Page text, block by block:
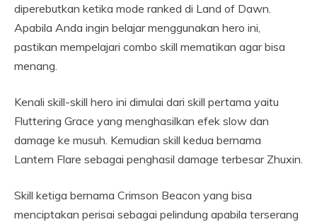
diperebutkan ketika mode ranked di Land of Dawn.
Apabila Anda ingin belajar menggunakan hero ini,
pastikan mempelajari combo skill mematikan agar bisa
menang.
Kenali skill-skill hero ini dimulai dari skill pertama yaitu
Fluttering Grace yang menghasilkan efek slow dan
damage ke musuh. Kemudian skill kedua bernama
Lantern Flare sebagai penghasil damage terbesar Zhuxin.
Skill ketiga bernama Crimson Beacon yang bisa
menciptakan perisai sebagai pelindung apabila terserang